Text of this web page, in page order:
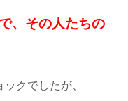
、その人たちの
クでしたが、